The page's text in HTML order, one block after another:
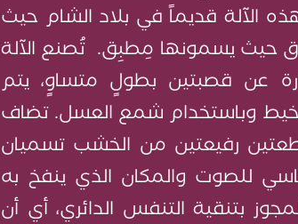
الآلة قديماً في بلاد الشام حيث
حيث يسمونها مِطبِق. تُصنع الآلة
عن قصبتين بطولٍ متساوٍ، يتم
وباستخدام شمع العسل. تضاف
رفيعتين من الخشب تسميان
للصوت والمكان الذي ينفخ به
بتنقية التنفس الدائري، أي أن